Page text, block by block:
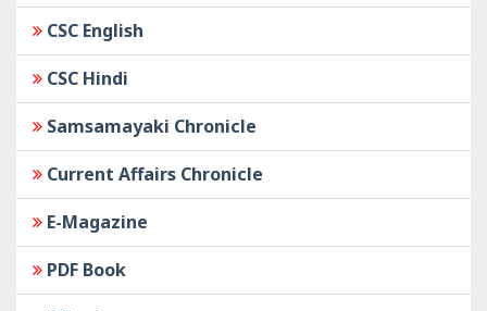
CSC English
CSC Hindi
Samsamayaki Chronicle
Current Affairs Chronicle
E-Magazine
PDF Book